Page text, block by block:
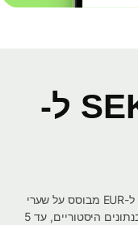
תרשים של SEK ל-
התרשים האינטראקטיבי שלנו להמרת SEK ל-EUR מבוסס על שערי
חליפין אמצעיים בזמן אמת, מאפשר לעיין בנתונים היסטוריים, עד 5